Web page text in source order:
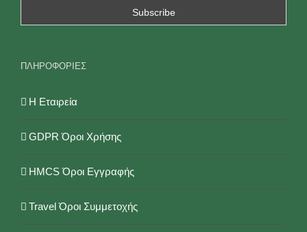
ΠΛΗΡΟΦΟΡΙΕΣ
Η Εταιρεία
GDPR Όροι Χρήσης
HMCS Όροι Εγγραφής
Travel Όροι Συμμετοχής